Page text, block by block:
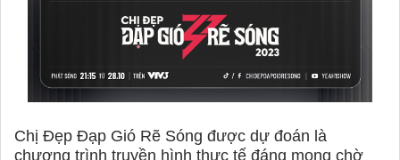
Chị Đẹp Đạp Gió Rẽ Sóng được dự đoán là
chương trình truyền hình thực tế đáng mong chờ